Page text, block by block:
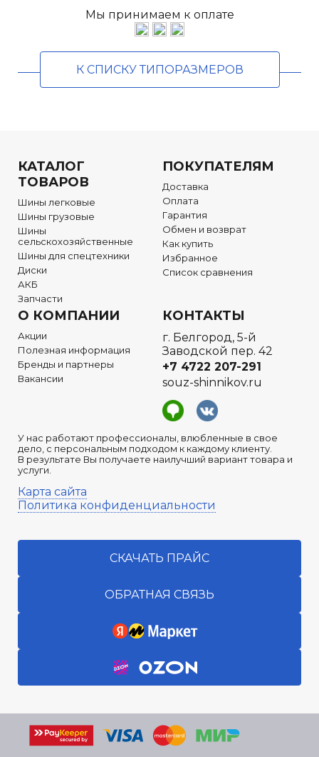
Мы принимаем к оплате
К СПИСКУ ТИПОРАЗМЕРОВ
КАТАЛОГ
ТОВАРОВ
Шины легковые
Шины грузовые
Шины
сельскохозяйственные
Шины для спецтехники
Диски
АКБ
Запчасти
ПОКУПАТЕЛЯМ
Доставка
Оплата
Гарантия
Обмен и возврат
Как купить
Избранное
Список сравнения
О КОМПАНИИ
Акции
Полезная информация
Бренды и партнеры
Вакансии
У нас работают профессионалы, влюбленные в свое
дело, с персональным подходом к каждому клиенту.
В результате Вы получаете наилучший вариант товара и
услуги.
Карта сайта
Политика конфиденциальности
КОНТАКТЫ
г. Белгород, 5-й
Заводской пер. 42
+7 4722 207-291
souz-shinnikov.ru
СКАЧАТЬ ПРАЙС
ОБРАТНАЯ СВЯЗЬ